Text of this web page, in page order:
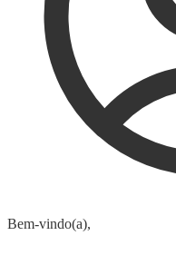
Bem-vindo(a),